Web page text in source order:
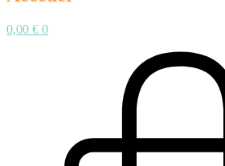
0,00 € 0